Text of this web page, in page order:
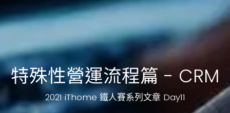
特殊性營運流程篇 - CRM
2021 iThome 鐵人賽系列文章 Day11